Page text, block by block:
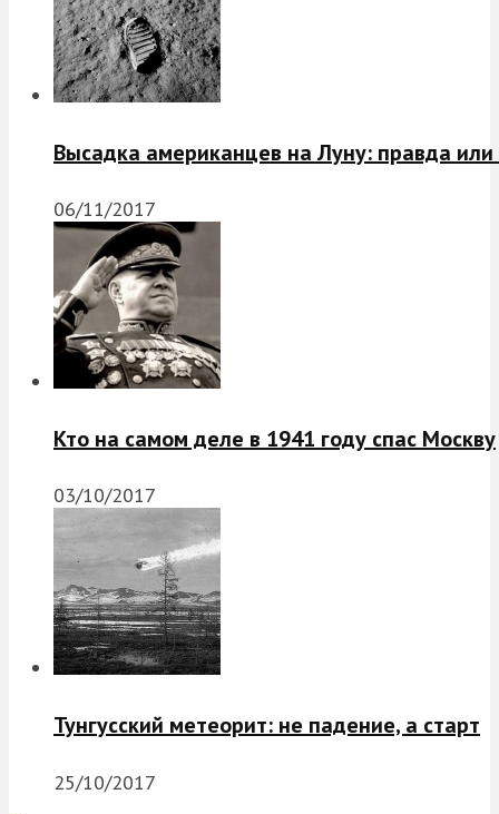
Высадка американцев на Луну: правда
06/11/2017
Кто на самом деле в 1941 году спас Москву
03/10/2017
Тунгусский метеорит: не падение, а старт
25/10/2017